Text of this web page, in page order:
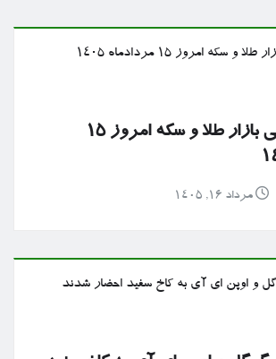
قیمت بازگشایی بازار طلا و سکه امروز ۱۵
مرداد ۱۶, ۱۴۰۵